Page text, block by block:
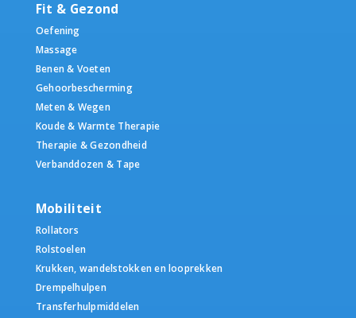
Fit & Gezond
Oefening
Massage
Benen & Voeten
Gehoorbescherming
Meten & Wegen
Koude & Warmte Therapie
Therapie & Gezondheid
Verbanddozen & Tape
Mobiliteit
Rollators
Rolstoelen
Krukken, wandelstokken en looprekken
Drempelhulpen
Transferhulpmiddelen